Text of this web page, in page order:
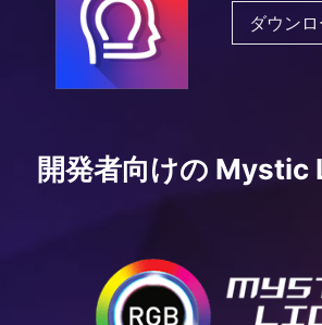
ダウン
開発者向けの Mystic